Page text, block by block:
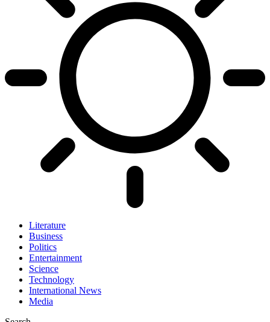
Literature
Business
Politics
Entertainment
Science
Technology
International News
Media